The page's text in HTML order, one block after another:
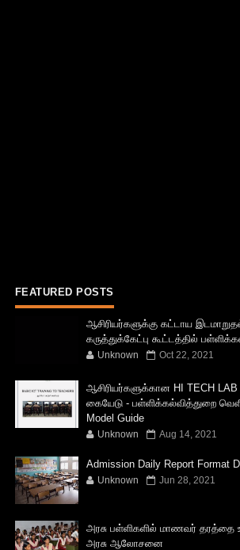
FEATURED POSTS
ஆசிரியர்களுக்கு கட்டாய
கருத்துக்கேட்பு கூட்டத்தில்
Unknown Oct 22, 2021
ஆசிரியர்களுக்கான HI TECH LAB
கையேடு - பள்ளிக்கல்வித்துறை
Model Guide
Unknown Aug 14, 2021
Admission Daily Report Format
Unknown Jun 28, 2021
அரசு பள்ளிகளில் மாணவர் தரத்தை
அரசு ஆலோசனை